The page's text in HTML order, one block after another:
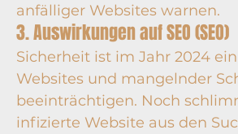
anfälliger Websites warnen.
3. Auswirkungen auf SEO (SEO)
Sicherheit ist im Jahr 2024
Websites und mangelnder
beeinträchtigen. Noch
infizierte Website aus den